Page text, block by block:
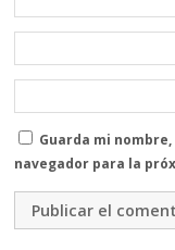
Guarda mi
navegador para la